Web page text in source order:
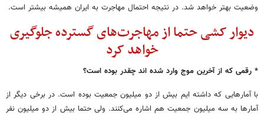
وضعیت بهتر خواهد شد. در نتیجه احتمال مهاجرت به ایران همیشه بیشتر است.
دیوار کشی حتما از مهاجرت‌های گسترده جلوگیری
خواهد کرد
* رقمی که از آخرین موج وارد شده اند چقدر بوده است؟
با آمارهایی که داشته ایم بیش از دو میلیون جمعیت بوده است. در برخی دیگر از
آمارها به سه میلیون جمعیت هم اشاره می‌کنند. ولی حتما بیش از دو میلیون نفر